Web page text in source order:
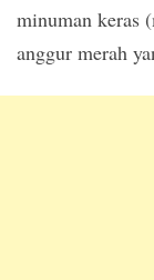
minuman keras
anggur merah